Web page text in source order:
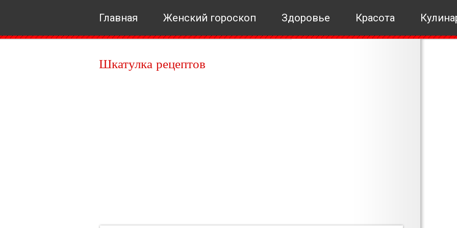
Главная Женский гороскоп Здоровье Красота
Шкатулка рецептов